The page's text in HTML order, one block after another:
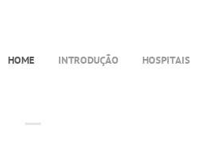
HOME INTRODUÇÃO HOSPITAIS